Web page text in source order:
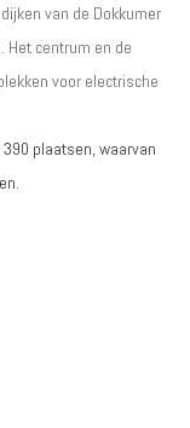
van de Dokkumer
Het centrum en de
voor electrische
390 plaatsen, waarvan